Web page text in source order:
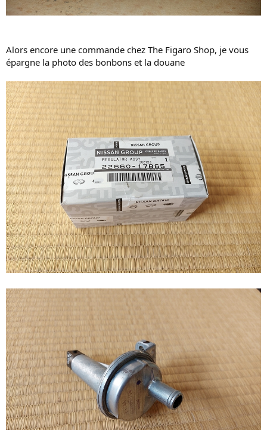
Alors encore une commande chez The Figaro Shop, je vous
épargne la photo des bonbons et la douane